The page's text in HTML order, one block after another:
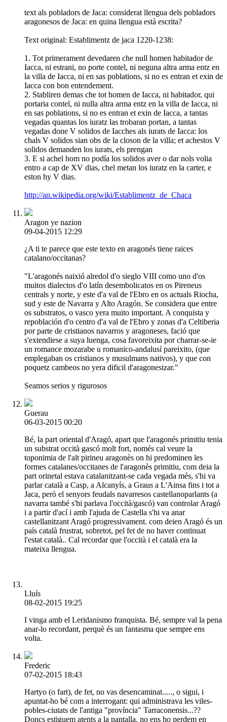
text als pobladors de Jaca: considerat llengua dels pobladors
aragonesos de Jaca: en quina llengua està escrita?
Text original: Establimentz de jaca 1220-1238:
1. Tot primerament devedaren che null homen habitador de
Iacca, ni estrani, no porte contel, ni neguna altra arma entz en
la villa de Iacca, ni en sas poblations, si no es entran et exin de
Iacca con bon entendement.
2. Stabliren demas che tot homen de Iacca, ni habitador, qui
portaria contel, ni nulla altra arma entz en la villa de Iacca, ni
en sas poblations, si no es entran et exin de Iacca, a tantas
vegadas quantas los iuratz las trobaran portan, a tantas
vegadas done V solidos de Iacches als iurats de Iacca: los
chals V solidos sian obs de la closon de la villa; et achestos V
solidos demanden los iurats, els prengan
3. E si achel hom no podía los solidos aver o dar nols volia
entro a cap de XV dias, chel metan los iuratz en la carter, e
eston hy V dias.
http://an.wikipedia.org/wiki/Establimentz_de_Chaca
Aragon ye nazion
09-04-2015 12:29
¿A ti te parece que este texto en aragonés tiene raices
catalano/occitanas?
"L'aragonés naixió alredol d'o sieglo VIII como uno d'os
muitos dialectos d'o latín desembolicatos en os Pireneus
centrals y norte, y este d'a val de l'Ebro en os actuals Riocha,
sud y este de Navarra y Alto Aragón. Se considera que entre
os substratos, o vasco yera muito important. A conquista y
repoblación d'o centro d'a val de l'Ebro y zonas d'a Celtiberia
por parte de cristianos navarros y aragoneses, fació que
s'extendiese a suya luenga, cosa favoreixita por charrar-se-ie
un romance mozarabe u romanico-andalusí pareixito, (que
emplegaban os cristianos y musulmans nativos), y que con
poquetz cambeos no yera dificil d'aragonesizar."
Seamos serios y rigurosos
Guerau
06-03-2015 00:20
Bé, la part oriental d'Aragó, apart que l'aragonés primitiu tenia
un substrat occità gascó molt fort, només cal veure la
toponimia de l'alt pirineu aragonès on hi predominen les
formes catalanes/occitanes de l'aragonès primitiu, com deia la
part orinetal estava catalanitzant-se cada vegada més, s'hi va
parlar català a Casp, a Alcanyís, a Graus a L'Ainsa fins i tot a
Jaca, però el senyors feudals navarresos castellanoparlants (a
navarra també s'hi parlava l'occità/gascó) van controlar Aragó
i a partir d'ací i amb l'ajuda de Castella s'hi va anar
castellanitzant Aragó progressivament. com deien Aragó és un
país català frustrat, sobretot, pel fet de no haver continuat
l'estat català.. Cal recordar que l'occità i el català era la
mateixa llengua.
Lluís
08-02-2015 19:25
I vinga amb el Leridanismo franquista. Bé, sempre val la pena
anar-lo recordant, perquè és un fantasma que sempre ens
volta.
Frederic
07-02-2015 18:43
Hartyo (o fart), de fet, no vas desencaminat....., o sigui, i
apuntat-ho bé com a interrogant: qui administrava les viles-
pobles-ciutats de l'antiga "província" Tarraconensis...??
Doncs estiguem atents a la pantalla, no ens ho perdem en